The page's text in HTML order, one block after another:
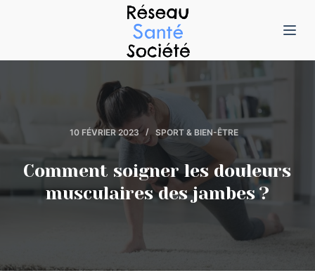
o
n
10 FÉVRIER 2023 SPORT & BIEN-ÊTRE
Comment soigner les douleurs
musculaires des jambes ?